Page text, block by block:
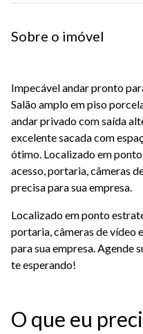
Sobre o imóvel
Impecável andar pronto
Salão amplo em piso
andar privado com saída
excelente sacada com
ótimo. Localizado em
acesso, portaria, câmeras
precisa para sua empresa.
Localizado em ponto
portaria, câmeras de vídeo
para sua empresa. Agende
te esperando!
O que eu